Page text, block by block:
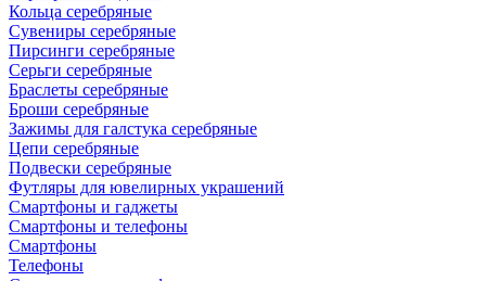
Кольца серебряные
Сувениры серебряные
Пирсинги серебряные
Серьги серебряные
Браслеты серебряные
Броши серебряные
Зажимы для галстука серебряные
Цепи серебряные
Подвески серебряные
Футляры для ювелирных украшений
Смартфоны и гаджеты
Смартфоны и телефоны
Смартфоны
Телефоны